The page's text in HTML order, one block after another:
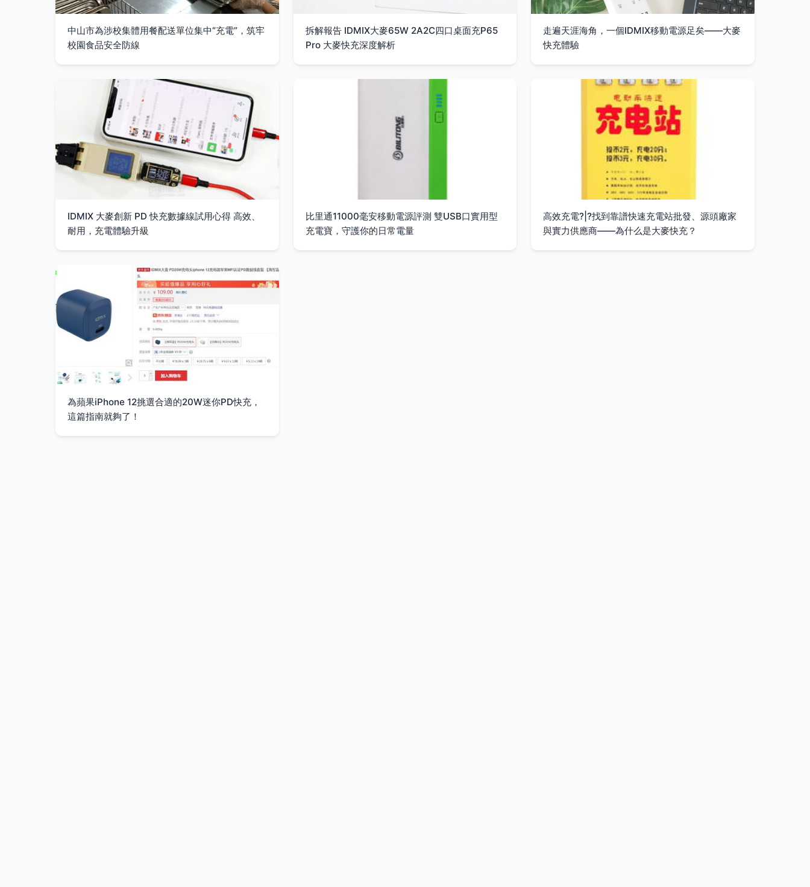
中山市為涉校集體用餐配送單位集中“充電”，筑牢
校園食品安全防線
拆解報告 IDMIX大麥65W 2A2C四口桌面充P65
Pro 大麥快充深度解析
走遍天涯海角，一個IDMIX移動電源足矣——大麥
快充體驗
IDMIX 大麥創新 PD 快充數據線試用心得 高效、
耐用，充電體驗升級
比里通11000毫安移動電源評測 雙USB口實用型
充電寶，守護你的日常電量
高效充電?|?找到靠譜快速充電站批發、源頭廠家
與實力供應商——為什么是大麥快充？
為蘋果iPhone 12挑選合適的20W迷你PD快充，
這篇指南就夠了！